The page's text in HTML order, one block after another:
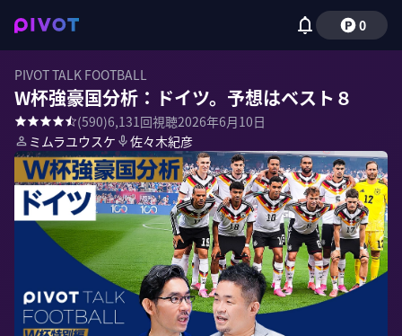
0
PIVOT TALK FOOTBALL
W杯強豪国分析：ドイツ。予想はベスト８
(590)6,131回視聴2026年6月10日
ミムラユウスケ
佐々木紀彦